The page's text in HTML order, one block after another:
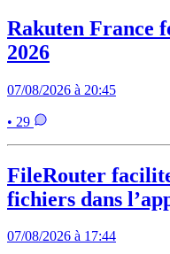
Rakuten France
2026
07/08/2026 à 20:45
• 29
FileRouter
fichiers dans
07/08/2026 à 17:44